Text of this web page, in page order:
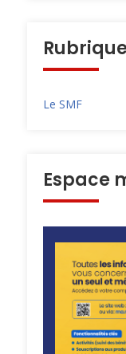
Le SMF
Espace